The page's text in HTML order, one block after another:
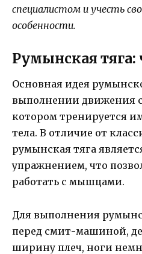
специалистом и учесть
особенности.
Румынская тяга:
Основная идея
выполнении движения
котором тренируется
тела. В отличие от
румынская тяга
упражнением, что
работать с мышцами.
Для выполнения
перед смит-машиной,
ширину плеч, ноги